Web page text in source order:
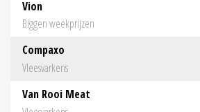
Vion
Biggen weekprijzen
Compaxo
Vleesvarkens
Van Rooi Meat